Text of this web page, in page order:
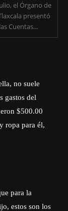
el Órgano de
presentó
Cuentas...
no suele
gastos del
$500.00
ropa para él,
para la
estos son los